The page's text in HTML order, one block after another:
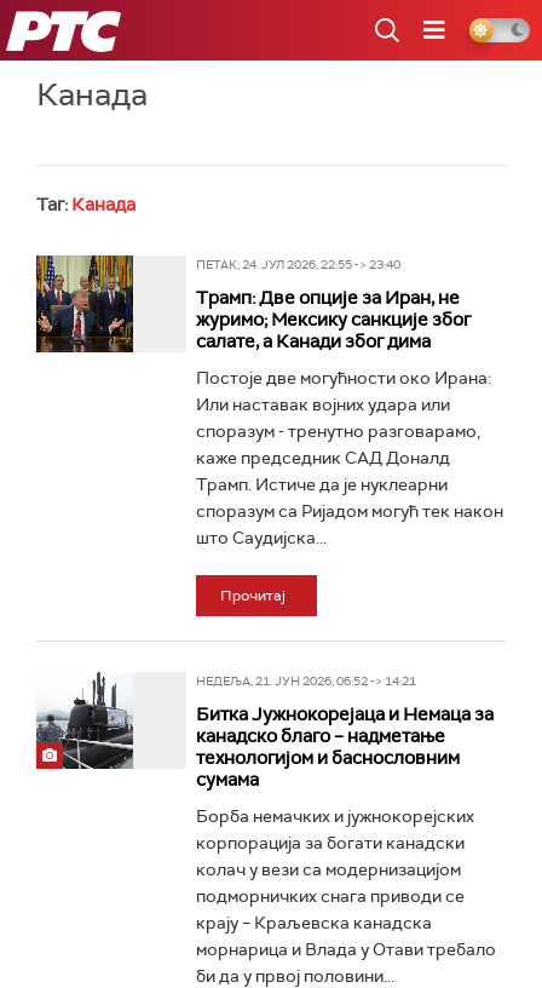
РТС
Канада
Таг: Канада
ПЕТАК, 24. ЈУЛ 2026, 22:55 -> 23:40
Трамп: Две опције за Иран, не
журимо; Мексику санкције због
салате, а Канади због дима
Постоје две могућности око Ирана:
Или наставак војних удара или
споразум - тренутно разговарамо,
каже председник САД Доналд
Трамп. Истиче да је нуклеарни
споразум са Ријадом могућ тек након
што Саудијска...
Прочитај
НЕДЕЉА, 21. ЈУН 2026, 06:52 -> 14:21
Битка Јужнокореjаца и Немаца за
канадско благо – надметање
технологијом и баснословним
сумама
Борба немачких и јужнокорејских
корпорација за богати канадски
колач у вези са модернизацијом
подморничких снага приводи се
крају – Краљевска канадска
морнарица и Влада у Отави требало
би да у првој половини...